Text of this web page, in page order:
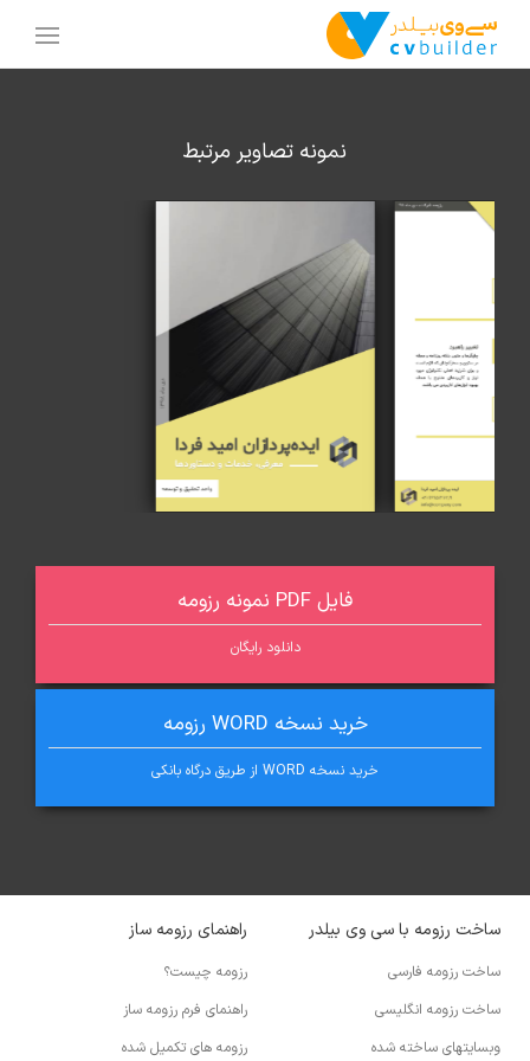
نمونه تصاویر مرتبط
فایل PDF نمونه رزومه
دانلود رایگان
خرید نسخه WORD رزومه
خرید نسخه WORD از طریق درگاه بانکی
ساخت رزومه با سی وی بیلدر
ساخت رزومه فارسی
ساخت رزومه انگلیسی
وبسایتهای ساخته شده
راهنمای رزومه ساز
رزومه چیست؟
راهنمای فرم رزومه ساز
رزومه های تکمیل شده